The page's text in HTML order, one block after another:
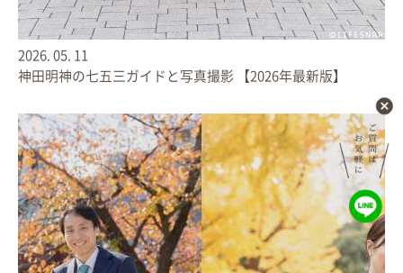
2026. 06.
29
夏のお宮参り 出張撮影【2026年版】 いつにする？服装や持
ち物は？
2026. 05. 11
神田明神の七五三ガイドと写真撮影 【2026年最新版】